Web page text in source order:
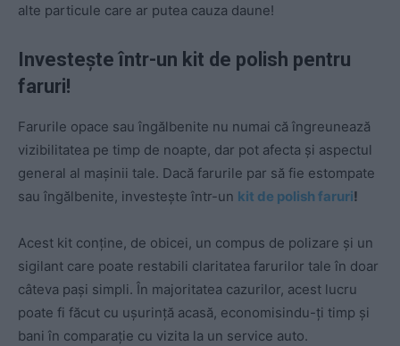
alte particule care ar putea cauza daune!
Investește într-un kit de polish pentru
faruri!
Farurile opace sau îngălbenite nu numai că îngreunează
vizibilitatea pe timp de noapte, dar pot afecta și aspectul
general al mașinii tale. Dacă farurile par să fie estompate
sau îngălbenite, investește într-un kit de polish faruri!
Acest kit conține, de obicei, un compus de polizare și un
sigilant care poate restabili claritatea farurilor tale în doar
câteva pași simpli. În majoritatea cazurilor, acest lucru
poate fi făcut cu ușurință acasă, economisindu-ți timp și
bani în comparație cu vizita la un service auto.